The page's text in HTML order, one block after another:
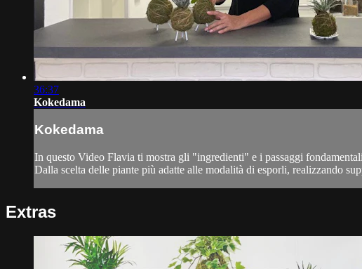
36:37
Kokedama
Kokedama
In questo Video Flavia ti mostra gli "ingredienti" e i passaggi
Dalla scelta delle piante più adatte alle modalità di esporli, realizzando
Extras